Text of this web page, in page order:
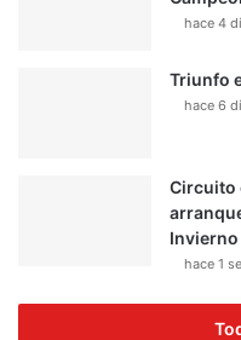
hace 4
Triunfo
hace 6
Circuito
Invierno
hace 1